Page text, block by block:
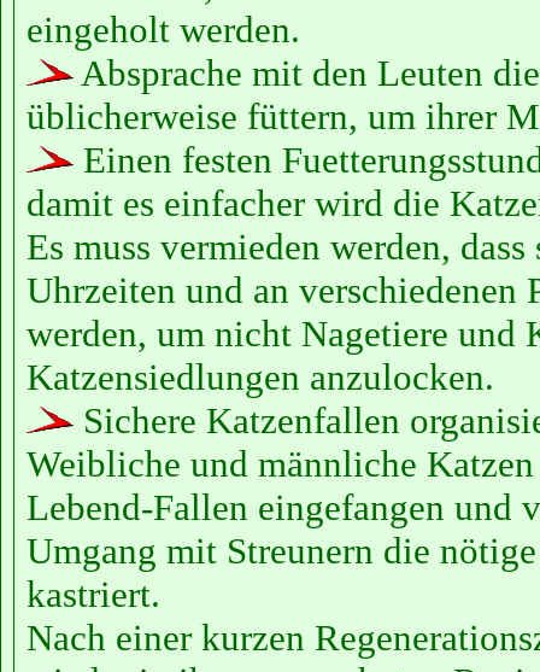
eingeholt werden.
Absprache mit den Leuten
üblicherweise füttern, um ihrer
Einen festen
damit es einfacher wird die
Es muss vermieden werden,
Uhrzeiten und an verschiedenen
werden, um nicht Nagetiere und
Katzensiedlungen anzulocken.
Sichere Katzenfallen
Weibliche und männliche
Lebend-Fallen eingefangen und
Umgang mit Streunern die
kastriert.
Nach einer kurzen